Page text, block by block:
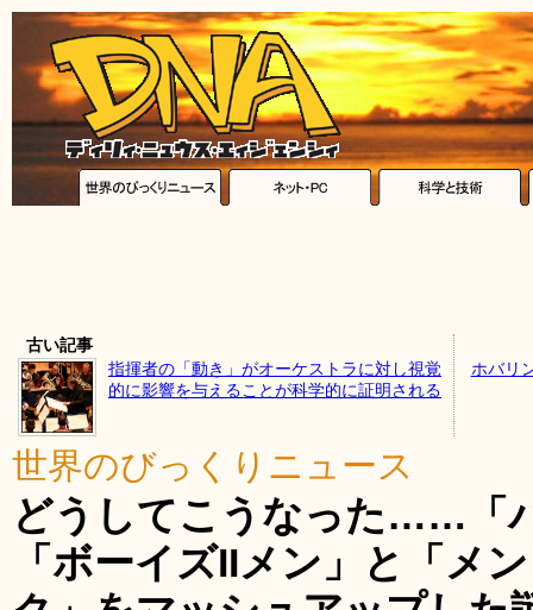
古い記事
指揮者の「動き」がオーケストラに対し視覚
的に影響を与えることが科学的に証明される
ホバリ
世界のびっくりニュース
どうしてこうなった……「
「ボーイズIIメン」と「メ